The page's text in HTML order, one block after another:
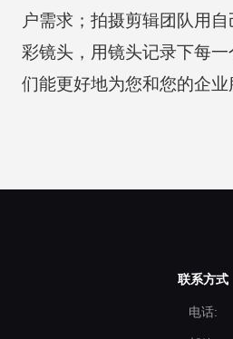
户需求；拍摄剪辑团队用
彩镜头，用镜头记录下每
们能更好地为您和您的企业
联系方式
电话: